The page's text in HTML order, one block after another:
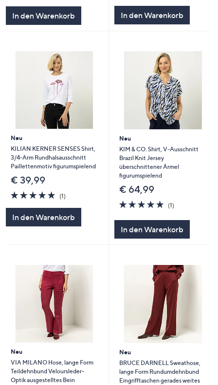
In den Warenkorb In den Warenkorb
Neu
KILIAN KERNER SENSES Shirt,
3/4-Arm Rundhalsausschnitt
Paillettenmotiv figurumspielend
€ 39,99
5.0
von
(1)1
In den Warenkorb
Neu
KIM & CO. Shirt, V-Ausschnitt
Brazil Knit Jersey
überschnittener Ärmel
figurumspielend
€ 64,99
5.0
von
5
(1)1
In den Warenkorb
Neu
VIA MILANO Hose, lange Form
Teildehnbund Veloursleder-
Optik ausgestelltes Bein
Neu
BRUCE DARNELL Sweathose,
lange Form Rundumdehnbund
Eingrifftaschen gerades weites